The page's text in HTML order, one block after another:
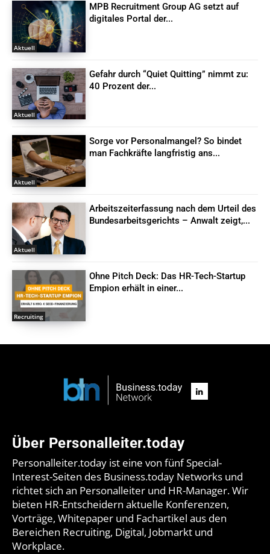
Aktuell
MPB Recruitment Group AG setzt auf
digitales Portal der...
Aktuell
Gefahr durch “Quiet Quitting” nimmt zu:
40 Prozent der...
Aktuell
Sorge vor Personalmangel? So bindet
man Fachkräfte langfristig ans...
Aktuell
Arbeitszeiterfassung nach dem Urteil des
Bundesarbeitsgerichts – Anwalt zeigt,...
Recruiting
Ohne Pitch Deck: Das HR-Tech-Startup
Empion erhält in einer...
Über Personalleiter.today
Personalleiter.today ist eine von fünf Special-
Interest-Seiten des Business.today Networks und
richtet sich an Personalleiter und HR-Manager. Wir
bieten HR-Entscheidern aktuelle Konferenzen,
Vorträge, Whitepaper und Fachartikel aus den
Bereichen Recruiting, Digital, Jobmarkt und
Workplace.